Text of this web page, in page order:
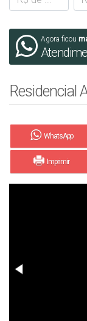
Agora ficou
Residencial
WhatsApp
Imprimir